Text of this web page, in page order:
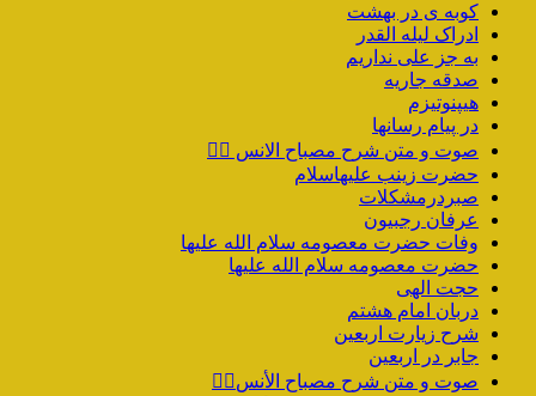
کوبه ی در بهشت
ادراک لیله القدر
به جز علی نداریم
صدقه جاریه
هیپنوتیزم
در پیام رسانها
صوت و متن شرح مصباح الانس ۵️⃣
حضرت زینب علیهاسلام
صبردرمشکلات
عرفان رجبیون
وفات حضرت معصومه سلام الله علیها
حضرت معصومه سلام الله علیها
حجت الهی
دربان امام هشتم
شرح زیارت اربعین
جابر در اربعین
صوت و متن شرح مصباح الأنس۴️⃣